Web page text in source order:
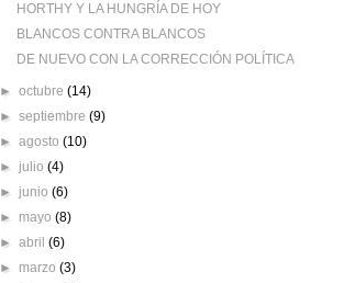
HORTHY Y LA HUNGRÍA DE HOY
BLANCOS CONTRA BLANCOS
DE NUEVO CON LA CORRECCIÓN POLÍTICA
►octubre(14)
►septiembre(9)
►agosto(10)
► julio(4)
► junio(6)
► mayo(8)
►abril(6)
► marzo(3)